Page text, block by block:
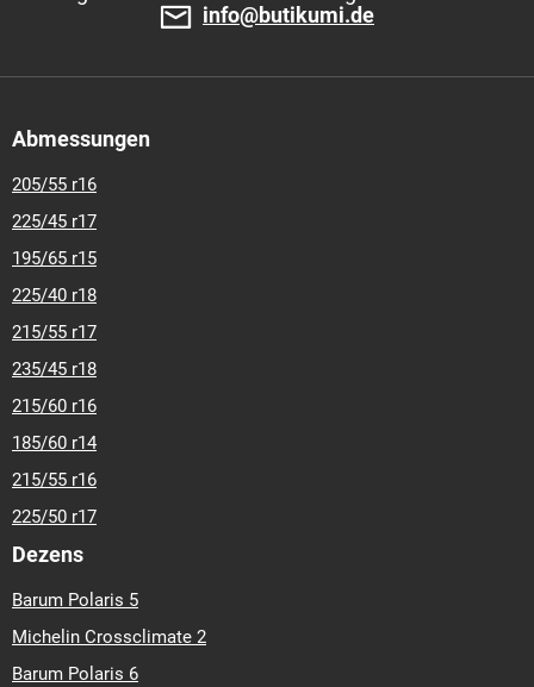
info@butikumi.de
Abmessungen
205/55 r16
225/45 r17
195/65 r15
225/40 r18
215/55 r17
235/45 r18
215/60 r16
185/60 r14
215/55 r16
225/50 r17
Dezens
Barum Polaris 5
Michelin Crossclimate 2
Barum Polaris 6